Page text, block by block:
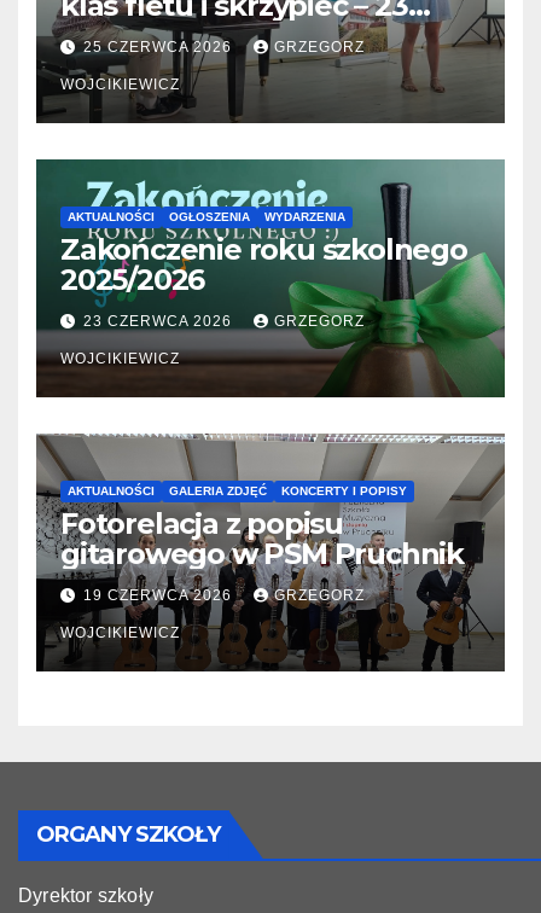
06.2026
25 CZERWCA 2026 GRZEGORZ
WOJCIKIEWICZ
AKTUALNOŚCI OGŁOSZENIA WYDARZENIA
Zakończenie roku szkolnego
2025/2026
23 CZERWCA 2026 GRZEGORZ
WOJCIKIEWICZ
AKTUALNOŚCI GALERIA ZDJĘĆ KONCERTY I POPISY
Fotorelacja z popisu
gitarowego w PSM Pruchnik
19 CZERWCA 2026 GRZEGORZ
WOJCIKIEWICZ
ORGANY SZKOŁY
Dyrektor szkoły